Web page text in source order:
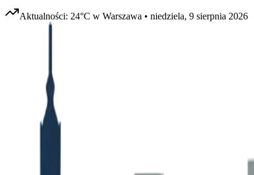
Aktualności: 24°C w Warszawa • niedziela, 9 sierpnia 2026